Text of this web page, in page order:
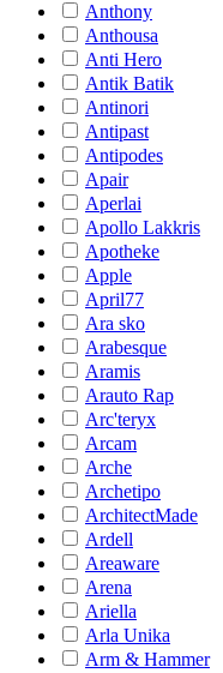
Anthony
Anthousa
Anti Hero
Antik Batik
Antinori
Antipast
Antipodes
Apair
Aperlai
Apollo Lakkris
Apotheke
Apple
April77
Ara sko
Arabesque
Aramis
Arauto Rap
Arc'teryx
Arcam
Arche
Archetipo
ArchitectMade
Ardell
Areaware
Arena
Ariella
Arla Unika
Arm & Hammer